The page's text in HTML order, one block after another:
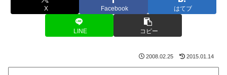
X Facebook はてブ
LINE コピー
2008.02.25 2015.01.14